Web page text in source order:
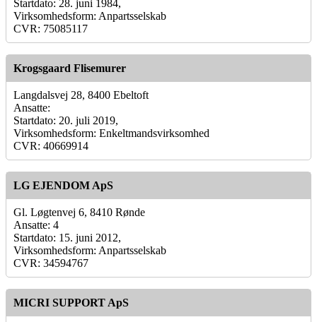
Startdato: 28. juni 1984,
Virksomhedsform: Anpartsselskab
CVR: 75085117
Krogsgaard Flisemurer
Langdalsvej 28, 8400 Ebeltoft
Ansatte:
Startdato: 20. juli 2019,
Virksomhedsform: Enkeltmandsvirksomhed
CVR: 40669914
LG EJENDOM ApS
Gl. Løgtenvej 6, 8410 Rønde
Ansatte: 4
Startdato: 15. juni 2012,
Virksomhedsform: Anpartsselskab
CVR: 34594767
MICRI SUPPORT ApS